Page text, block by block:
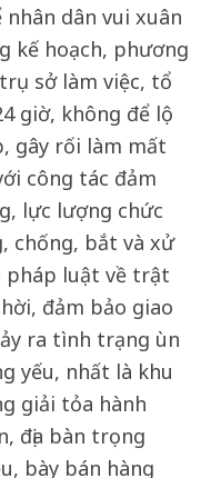
dân vui xuân
kế hoạch, phương
sở làm việc, tổ
giờ, không để lộ
gây rối làm mất
công tác đảm
lực lượng chức
chống, bắt và xử
pháp luật về trật
đảm bảo giao
ra tình trạng ùn
yếu, nhất là khu
giải tỏa hành
địa bàn trọng
bày bán hàng